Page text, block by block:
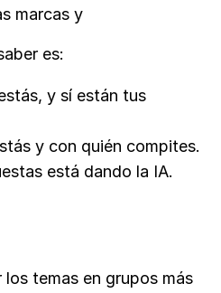
marcas y
es:
y sí están tus
y con quién compites.
está dando la IA.
temas en grupos más